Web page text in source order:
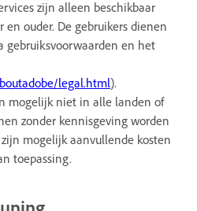
zijn alleen beschikbaar
en ouder. De gebruikers dienen
gebruiksvoorwaarden en het
legal.html).
mogelijk niet in alle landen of
zonder kennisgeving worden
mogelijk aanvullende kosten
toepassing.